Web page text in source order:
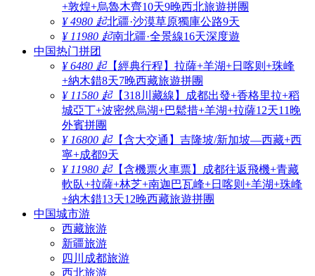
+敦煌+烏魯木齊10天9晚西北旅遊拼團
¥ 4980 起北疆·沙漠草原獨庫公路9天
¥ 11980 起南北疆·全景線16天深度遊
中国热门拼团
¥ 6480 起【經典行程】拉薩+羊湖+日喀则+珠峰
+納木錯8天7晚西藏旅遊拼團
¥ 11580 起【318川藏線】成都出發+香格里拉+稻
城亞丁+波密然烏湖+巴鬆措+羊湖+拉薩12天11晚
外賓拼團
¥ 16800 起【含大交通】吉隆坡/新加坡—西藏+西
寧+成都9天
¥ 11980 起【含機票火車票】成都往返飛機+青藏
軟臥+拉薩+林芝+南迦巴瓦峰+日喀则+羊湖+珠峰
+納木錯13天12晚西藏旅遊拼團
中国城市游
西藏旅游
新疆旅游
四川成都旅游
西北旅游